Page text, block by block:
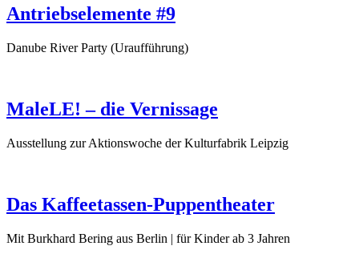
Antriebselemente #9
Danube River Party (Uraufführung)
MaleLE! – die Vernissage
Ausstellung zur Aktionswoche der Kulturfabrik Leipzig
Das Kaffeetassen-Puppentheater
Mit Burkhard Bering aus Berlin | für Kinder ab 3 Jahren